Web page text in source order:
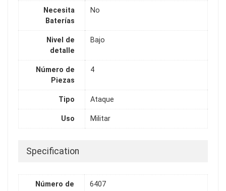
Necesita
Baterías
No
Nivel de
detalle
Bajo
Número de
Piezas
4
Tipo Ataque
Uso Militar
Specification
Número de
6407